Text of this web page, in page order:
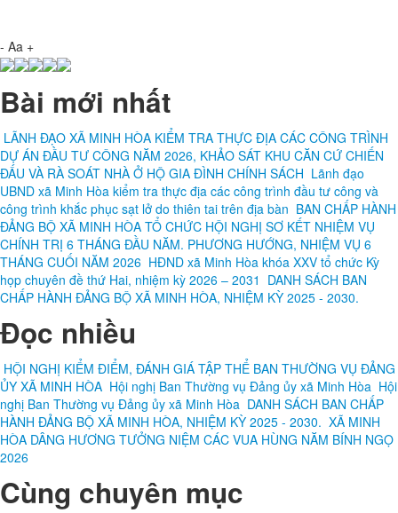
- Aa +
Bài mới nhất
LÃNH ĐẠO XÃ MINH HÒA KIỂM TRA THỰC ĐỊA CÁC CÔNG TRÌNH
DỰ ÁN ĐẦU TƯ CÔNG NĂM 2026, KHẢO SÁT KHU CĂN CỨ CHIẾN
ĐẤU VÀ RÀ SOÁT NHÀ Ở HỘ GIA ĐÌNH CHÍNH SÁCH Lãnh đạo
UBND xã Minh Hòa kiểm tra thực địa các công trình đầu tư công và
công trình khắc phục sạt lở do thiên tai trên địa bàn BAN CHẤP HÀNH
ĐẢNG BỘ XÃ MINH HÒA TỔ CHỨC HỘI NGHỊ SƠ KẾT NHIỆM VỤ
CHÍNH TRỊ 6 THÁNG ĐẦU NĂM. PHƯƠNG HƯỚNG, NHIỆM VỤ 6
THÁNG CUỐI NĂM 2026 HĐND xã Minh Hòa khóa XXV tổ chức Kỳ
họp chuyên đề thứ Hai, nhiệm kỳ 2026 – 2031 DANH SÁCH BAN
CHẤP HÀNH ĐẢNG BỘ XÃ MINH HÒA, NHIỆM KỲ 2025 - 2030.
Đọc nhiều
HỘI NGHỊ KIỂM ĐIỂM, ĐÁNH GIÁ TẬP THỂ BAN THƯỜNG VỤ ĐẢNG
ỦY XÃ MINH HÒA Hội nghị Ban Thường vụ Đảng ủy xã Minh Hòa Hội
nghị Ban Thường vụ Đảng ủy xã Minh Hòa DANH SÁCH BAN CHẤP
HÀNH ĐẢNG BỘ XÃ MINH HÒA, NHIỆM KỲ 2025 - 2030. XÃ MINH
HÒA DÂNG HƯƠNG TƯỞNG NIỆM CÁC VUA HÙNG NĂM BÍNH NGỌ
2026
Cùng chuyên mục